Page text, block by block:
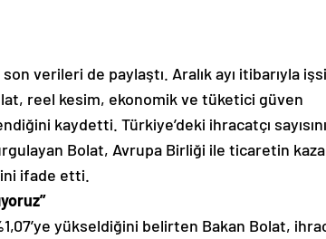
verileri de paylaştı. Aralık ayı itibarıyla
reel kesim, ekonomik ve tüketici güven
kaydetti. Türkiye’deki ihracatçı
Bolat, Avrupa Birliği ile ticaretin
ifade etti.
yükseldiğini belirten Bakan Bolat,